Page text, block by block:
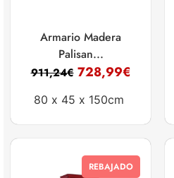
Armario Madera
Palisan...
911,24€ 728,99€
80 x 45 x 150cm
REBAJADO